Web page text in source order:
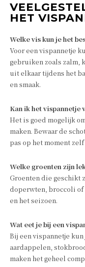
HET
Welke vis kun je het
Voor een vispannetje
gebruiken zoals zalm,
uit elkaar tijdens het
en smaak.
Kan ik het vispannetje
Het is goed mogelijk
maken. Bewaar de
pas op het moment
Welke groenten zijn
Groenten die geschikt
doperwten, broccoli of
en het seizoen.
Wat eet je bij een
Bij een vispannetje
aardappelen,
maken het geheel